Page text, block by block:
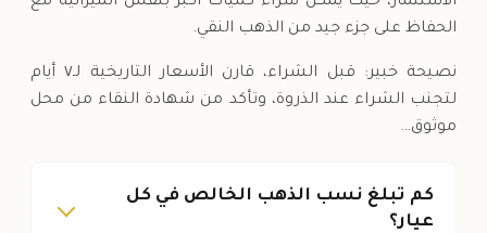
الحفاظ على جزء جيد من الذهب النقي.
نصيحة خبير: قبل الشراء، قارن الأسعار التاريخية لـ٧ أيام
لتجنب الشراء عند الذروة، وتأكد من شهادة النقاء من محل
موثوق…
كم تبلغ نسب الذهب الخالص في كل
عيار؟